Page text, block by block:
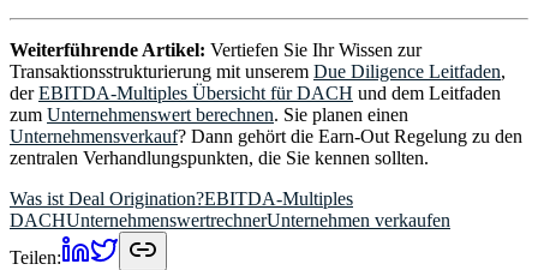
Weiterführende Artikel: Vertiefen Sie Ihr Wissen zur
Transaktionsstrukturierung mit unserem Due Diligence Leitfaden,
derEBITDA-Multiples Übersicht für DACH und dem Leitfaden
zum Unternehmenswert berechnen. Sie planen einen
Unternehmensverkauf? Dann gehört die Earn-Out Regelung zu den
zentralen Verhandlungspunkten, die Sie kennen sollten.
Was ist Deal Origination?EBITDA-Multiples
DACHUnternehmenswertrechnerUnternehmen verkaufen
Teilen: